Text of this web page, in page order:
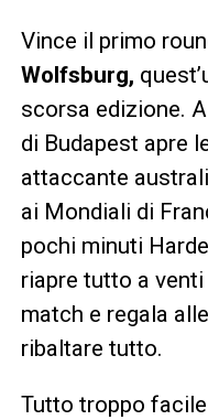
Vince il primo
Wolfsburg,
scorsa edizione.
di Budapest apre
attaccante
ai Mondiali di
pochi minuti
riapre tutto a
match e regala
ribaltare tutto.
Tutto troppo